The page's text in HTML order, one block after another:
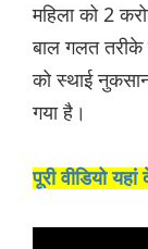
महिला को 2
बाल गलत
को स्थाई
गया है।
पूरी वीडियो